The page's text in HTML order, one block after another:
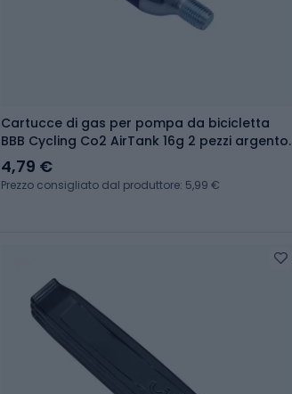
Cartucce di gas per pompa da bicicletta
BBB Cycling Co2 AirTank 16g 2 pezzi argento.
4,79 €
Prezzo consigliato dal produttore: 5,99 €